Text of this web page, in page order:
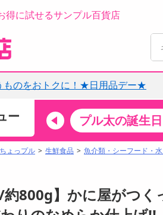
得に試せるサンプル百貨店
ものをおトクに！★日用品デー★
プルカテゴリ すべ
料
ー 食品 プル太の誕生
ちょっプル 生鮮食品 魚介類・シーフード・
/約800g】かに屋がつ